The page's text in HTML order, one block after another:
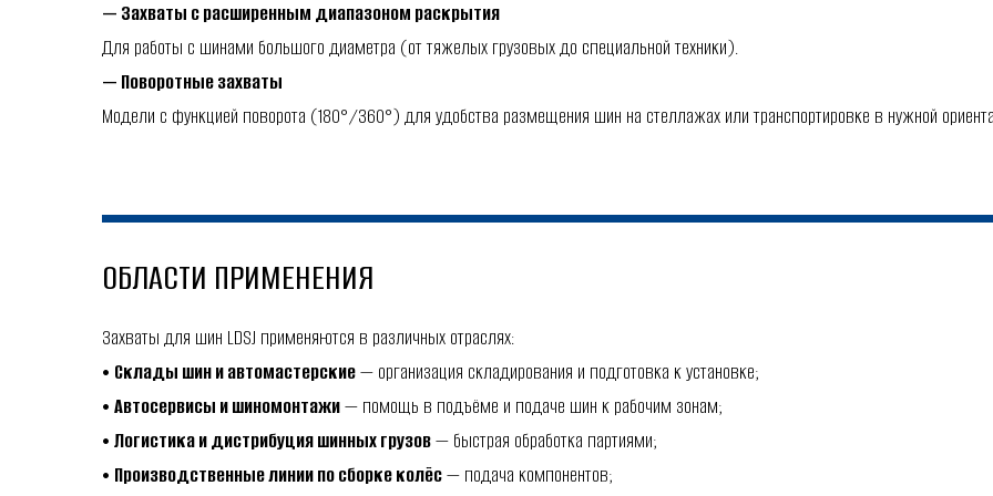
— Захваты с расширенным диапазоном раскрытия
Для работы с шинами большого диаметра (от тяжелых грузовых до специальной техники).
— Поворотные захваты
Модели с функцией поворота (180°/360°) для удобства размещения шин на стеллажах или транспортировке в нужной
ОБЛАСТИ ПРИМЕНЕНИЯ
Захваты для шин LDSJ применяются в различных отраслях:
• Склады шин и автомастерские— организация складирования и подготовка к установке;
• Автосервисы и шиномонтажи— помощь в подъёме и подаче шин к рабочим зонам;
• Логистика и дистрибуция шинных грузов— быстрая обработка партиями;
• Производственные линии по сборке колёс— подача компонентов;